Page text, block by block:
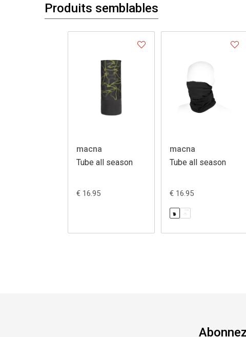
Produits semblables
macna
Tube all season
€ 16.95
macna
Tube all season
€ 16.95